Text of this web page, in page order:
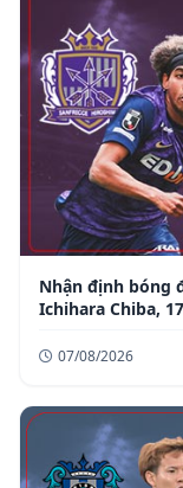
Nhận định bóng
Ichihara Chiba,
07/08/2026